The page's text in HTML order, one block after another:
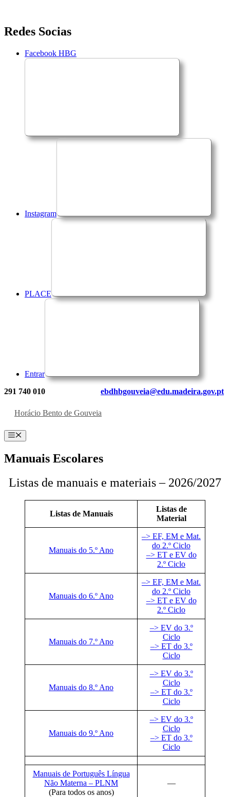
Saltar
para
conteúdo
Redes Socias
Facebook HBG
Instagram
PLACE
Entrar
291 740 010 ebdhbgouveia@edu.madeira.gov.pt
Horácio Bento de Gouveia
Menu
Manuais Escolares
Listas de manuais e materiais – 2026/2027
Listas de Manuais
Listas de
Material
Manuais do 5.º Ano
–> EF, EM e Mat.
do 2.º Ciclo
–> ET e EV do
2.º Ciclo
Manuais do 6.º Ano
–> EF, EM e Mat.
do 2.º Ciclo
–> ET e EV do
2.º Ciclo
Manuais do 7.º Ano
–> EV do 3.º
Ciclo
–> ET do 3.º
Ciclo
Manuais do 8.º Ano
–> EV do 3.º
Ciclo
–> ET do 3.º
Ciclo
Manuais do 9.º Ano
–> EV do 3.º
Ciclo
–> ET do 3.º
Ciclo
Manuais de Português Língua
Não Materna – PLNM
(Para todos os anos)
—